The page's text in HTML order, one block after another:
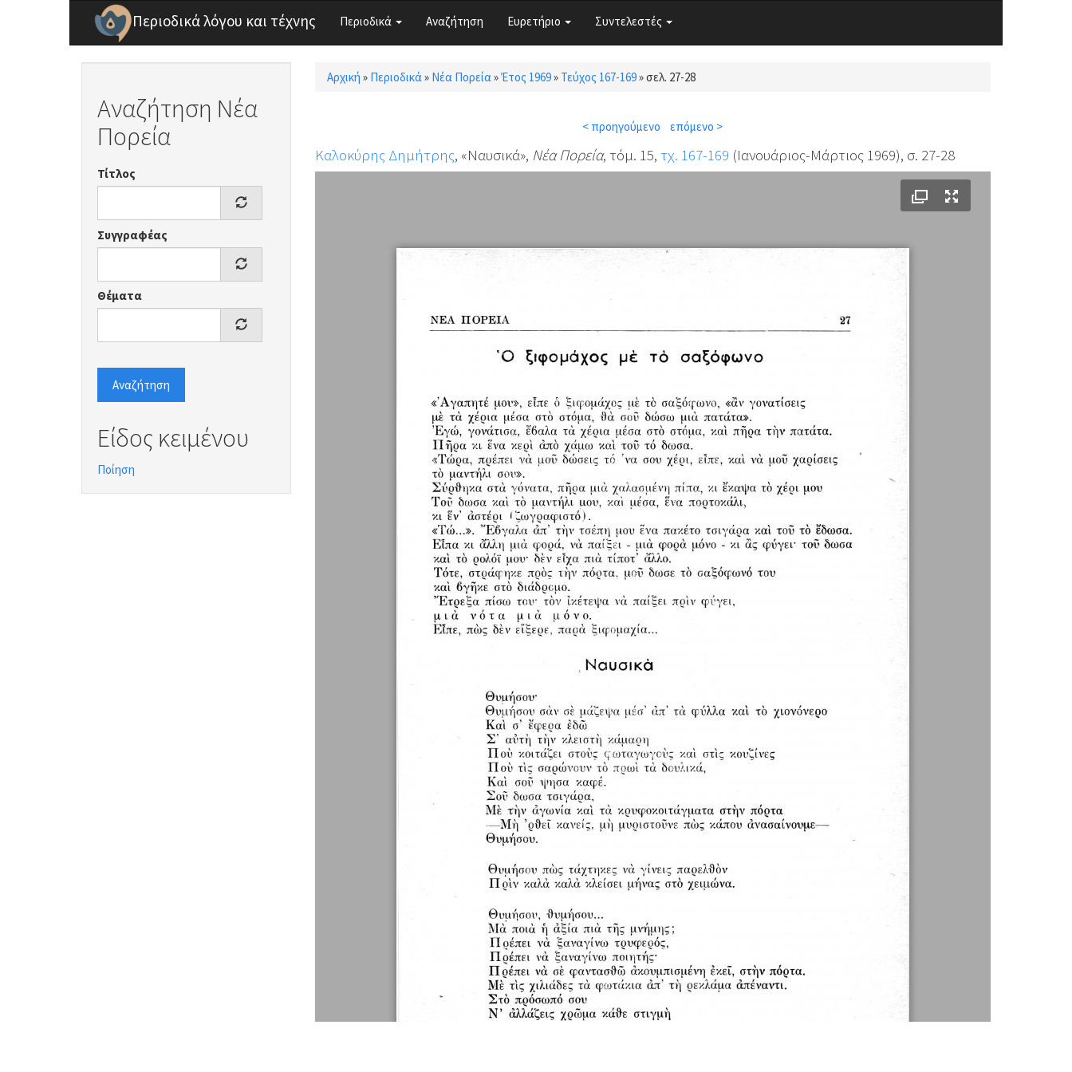
Παράκαμψη προς το κυρίως περιεχόμενο
Περιοδικά λόγου και τέχνης Περιοδικά Αναζήτηση Ευρετήριο Συντελεστές
Αναζήτηση Νέα
Πορεία
Τίτλος
Συγγραφέας
Θέματα
Αναζήτηση
Είδος κειμένου
Ποίηση
Είστε εδώ
Αρχική » Περιοδικά» Νέα Πορεία»Έτος 1969» Τεύχος 167-169»σελ. 27-28
< προηγούμενο επόμενο >
Καλοκύρης Δημήτρης, «Ναυσικά», Νέα Πορεία, τόμ. 15, τχ. 167-169 (Ιανουάριος-Μάρτιος 1969), σ. 27-28